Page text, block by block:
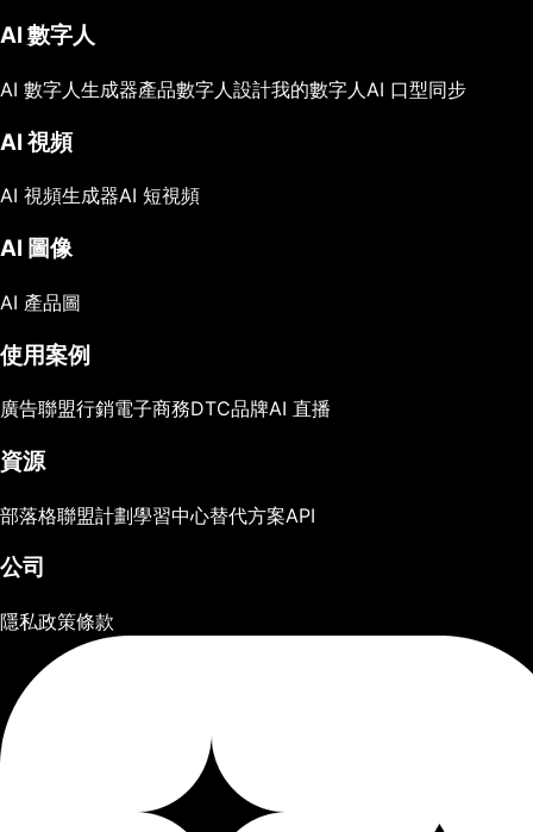
AI 數字人
AI 數字人生成器產品數字人設計我的數字人AI 口型同步
AI 視頻
AI 視頻生成器AI 短視頻
AI 圖像
AI 產品圖
使用案例
廣告聯盟行銷電子商務DTC品牌AI 直播
資源
部落格聯盟計劃學習中心替代方案API
公司
隱私政策條款